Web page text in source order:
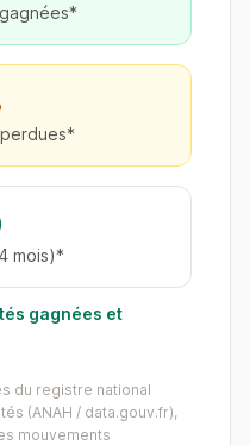
mois)*
gagnées et
du registre national
(ANAH / data.gouv.fr),
mouvements